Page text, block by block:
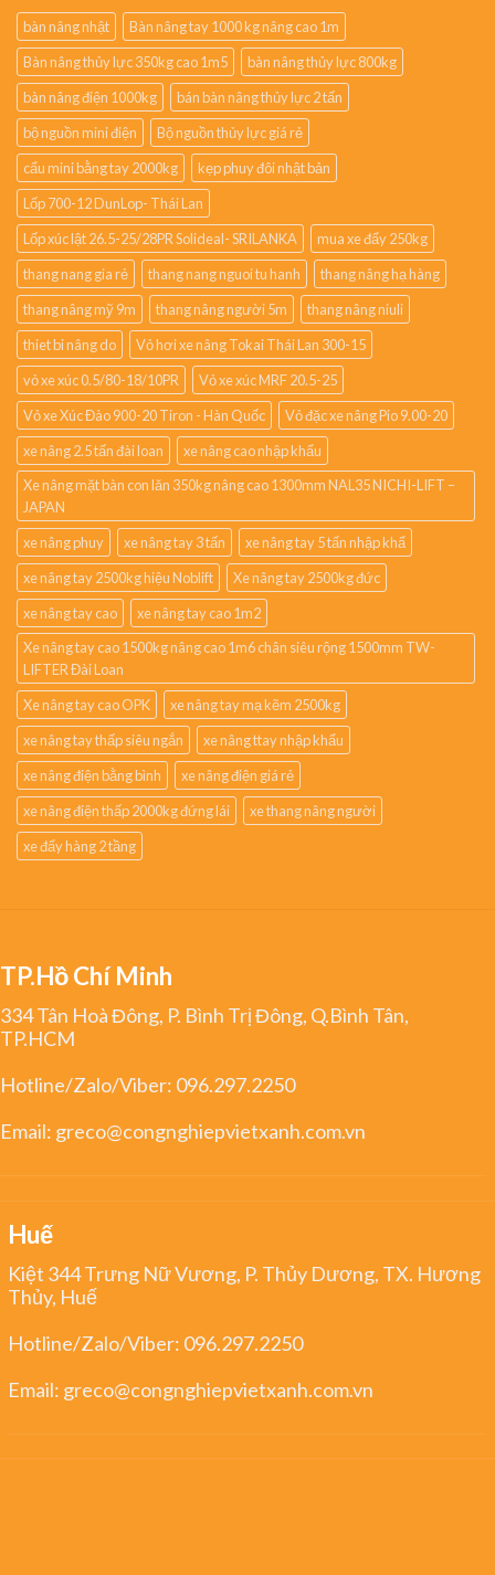
bàn nâng nhật
Bàn nâng tay 1000 kg nâng cao 1m
Bàn nâng thủy lực 350kg cao 1m5
bàn nâng thủy lực 800kg
bàn nâng điện 1000kg
bán bàn nâng thủy lực 2 tấn
bộ nguồn mini điện
Bộ nguồn thủy lực giá rẻ
cẩu mini bằng tay 2000kg
kẹp phuy đôi nhật bản
Lốp 700-12 DunLop- Thái Lan
Lốp xúc lật 26.5-25/28PR Solideal- SRILANKA
mua xe đẩy 250kg
thang nang gia rẻ
thang nang nguoi tu hanh
thang nâng hạ hàng
thang nâng mỹ 9m
thang nâng người 5m
thang nâng niuli
thiet bi nâng do
Vỏ hơi xe nâng Tokai Thái Lan 300-15
vỏ xe xúc 0.5/80-18/10PR
Vỏ xe xúc MRF 20.5-25
Vỏ xe Xúc Đào 900-20 Tiron - Hàn Quốc
Vỏ đặc xe nâng Pio 9.00-20
xe nâng 2.5 tấn đài loan
xe nâng cao nhập khẩu
Xe nâng mặt bàn con lăn 350kg nâng cao 1300mm NAL35 NICHI-LIFT –
JAPAN
xe nâng phuy
xe nâng tay 3 tấn
xe nâng tay 5 tấn nhập khẩ
xe nâng tay 2500kg hiệu Noblift
Xe nâng tay 2500kg đức
xe nâng tay cao
xe nâng tay cao 1m2
Xe nâng tay cao 1500kg nâng cao 1m6 chân siêu rộng 1500mm TW-
LIFTER Đài Loan
Xe nâng tay cao OPK
xe nâng tay mạ kẽm 2500kg
xe nâng tay thấp siêu ngắn
xe nâng ttay nhập khẩu
xe nâng điện bằng bình
xe nâng điện giá rẻ
xe nâng điện thấp 2000kg đứng lái
xe thang nâng người
xe đẩy hàng 2 tầng
TP.Hồ Chí Minh
334 Tân Hoà Đông, P. Bình Trị Đông, Q.Bình Tân,
TP.HCM
Hotline/Zalo/Viber: 096.297.2250
Email: greco@congnghiepvietxanh.com.vn
Huế
Kiệt 344 Trưng Nữ Vương, P. Thủy Dương, TX. Hương
Thủy, Huế
Hotline/Zalo/Viber: 096.297.2250
Email: greco@congnghiepvietxanh.com.vn